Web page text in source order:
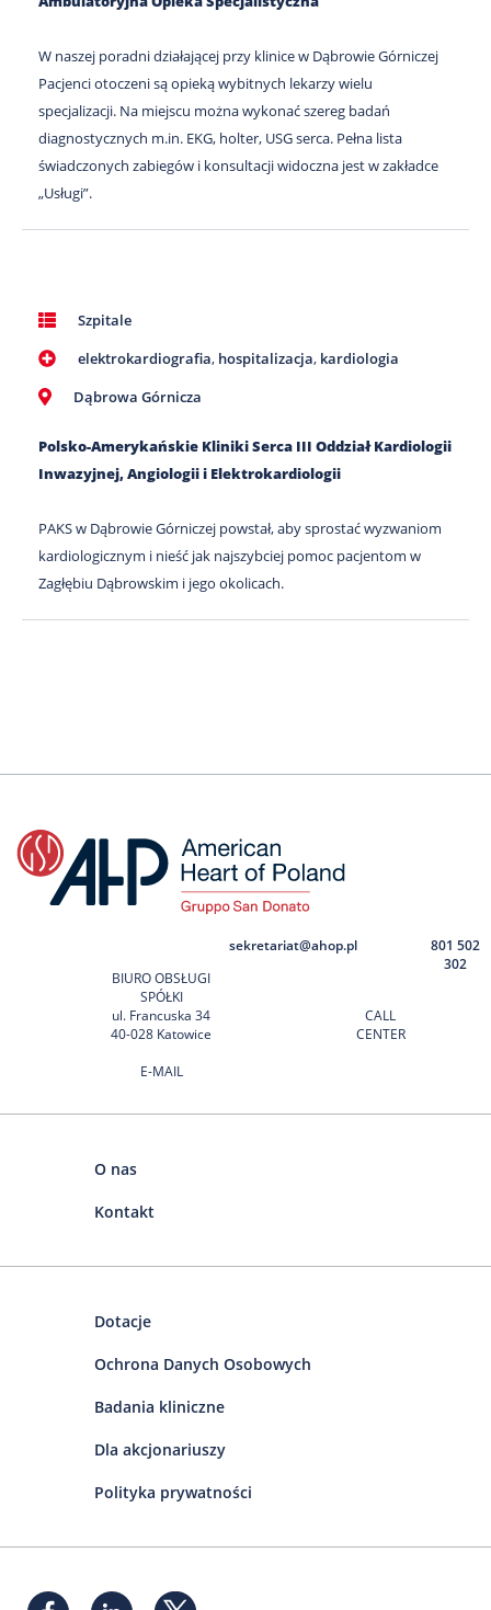
W naszej poradni działającej przy klinice w Dąbrowie Górniczej
Pacjenci otoczeni są opieką wybitnych lekarzy wielu
specjalizacji. Na miejscu można wykonać szereg badań
diagnostycznych m.in. EKG, holter, USG serca. Pełna lista
świadczonych zabiegów i konsultacji widoczna jest w zakładce
„Usługi”.
Szpitale
elektrokardiografia, hospitalizacja, kardiologia
Dąbrowa Górnicza
Polsko-Amerykańskie Kliniki Serca III Oddział Kardiologii
Inwazyjnej, Angiologii i Elektrokardiologii
PAKS w Dąbrowie Górniczej powstał, aby sprostać wyzwaniom
kardiologicznym i nieść jak najszybciej pomoc pacjentom w
Zagłębiu Dąbrowskim i jego okolicach.
BIURO OBSŁUGI
SPÓŁKI
ul. Francuska 34
40-028 Katowice
E-MAIL
sekretariat@ahop.pl
CALL
CENTER
801 502
302
O nas
Kontakt
Dotacje
Ochrona Danych Osobowych
Badania kliniczne
Dla akcjonariuszy
Polityka prywatności